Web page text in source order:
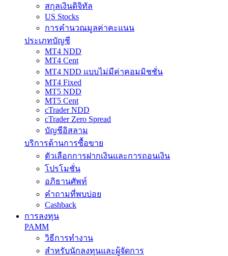
สกุลเงินดิจิทัล
US Stocks
การคำนวณมูลค่าคะแนน
ประเภทบัญชี
MT4 NDD
MT4 Cent
MT4 NDD แบบไม่มีค่าคอมมิชชั่น
MT4 Fixed
MT5 NDD
MT5 Cent
cTrader NDD
cTrader Zero Spread
บัญชีอิสลาม
บริการด้านการซื้อขาย
ตัวเลือกการฝากเงินและการถอนเงิน
โปรโมชั่น
อภิธานศัพท์
คำถามที่พบบ่อย
Cashback
การลงทุน
PAMM
วิธีการทำงาน
สำหรับนักลงทุนและผู้จัดการ